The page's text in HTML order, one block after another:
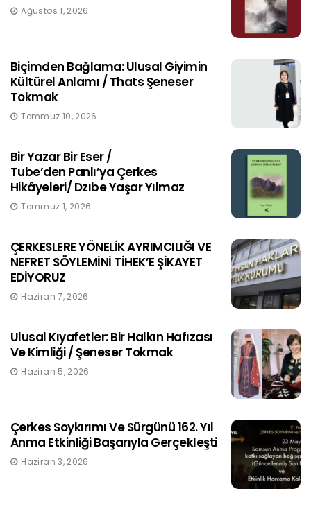
Ağustos 1, 2026
Biçimden Bağlama: Ulusal Giyimin
Kültürel Anlamı / Thats Şeneser
Tokmak
Temmuz 10, 2026
Bir Yazar Bir Eser /
Tube’den Panlı’ya Çerkes
Hikâyeleri/ Dzıbe Yaşar Yılmaz
Temmuz 1, 2026
ÇERKESLERE YÖNELİK AYRIMCILIĞI VE
NEFRET SÖYLEMİNİ TİHEK’E ŞİKAYET
EDİYORUZ
Haziran 7, 2026
Ulusal Kıyafetler: Bir Halkın Hafızası
Ve Kimliği / Şeneser Tokmak
Haziran 5, 2026
Çerkes Soykırımı Ve Sürgünü 162. Yıl
Anma Etkinliği Başarıyla Gerçekleşti
Haziran 3, 2026